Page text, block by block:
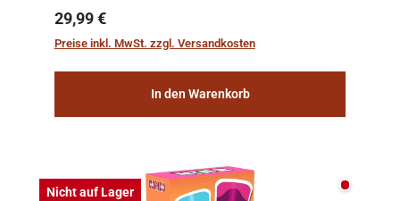
team of experts from the Vatican undertook
the meticulous job of cleaning and
Regulärer Preis:
29,99 €
Preise inkl. MwSt. zzgl. Versandkosten
In den Warenkorb
Nicht auf Lager Nicht